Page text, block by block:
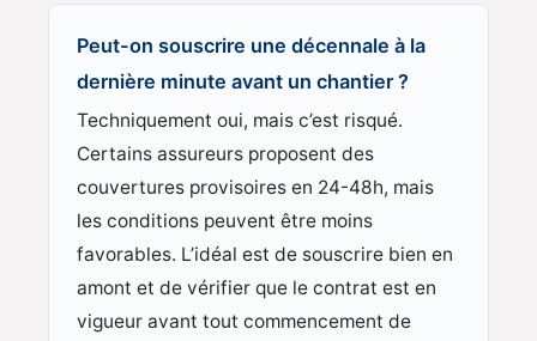
Peut-on souscrire une décennale à la
dernière minute avant un chantier ?
Techniquement oui, mais c’est risqué.
Certains assureurs proposent des
couvertures provisoires en 24-48h, mais
les conditions peuvent être moins
favorables. L’idéal est de souscrire bien en
amont et de vérifier que le contrat est en
vigueur avant tout commencement de